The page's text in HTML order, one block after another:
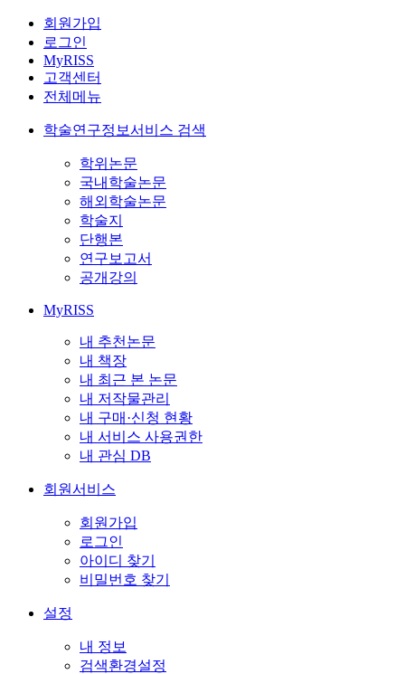
회원가입
로그인
MyRISS
고객센터
전체메뉴
학술연구정보서비스 검색
학위논문
국내학술논문
해외학술논문
학술지
단행본
연구보고서
공개강의
MyRISS
내 추천논문
내 책장
내 최근 본 논문
내 저작물관리
내 구매·신청 현황
내 서비스 사용권한
내 관심 DB
회원서비스
회원가입
로그인
아이디 찾기
비밀번호 찾기
설정
내 정보
검색환경설정